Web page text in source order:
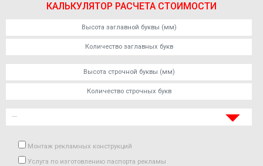
КАЛЬКУЛЯТОР РАСЧЕТА СТОИМОСТИ
Монтаж рекламных конструкций
Услуга по изготовлению паспорта рекламы